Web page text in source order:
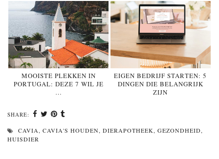
MOOISTE PLEKKEN IN
PORTUGAL: DEZE 7 WIL JE
…
EIGEN BEDRIJF STARTEN: 5
DINGEN DIE BELANGRIJK
ZIJN
SHARE:
CAVIA, CAVIA'S HOUDEN, DIERAPOTHEEK, GEZONDHEID,
HUISDIER